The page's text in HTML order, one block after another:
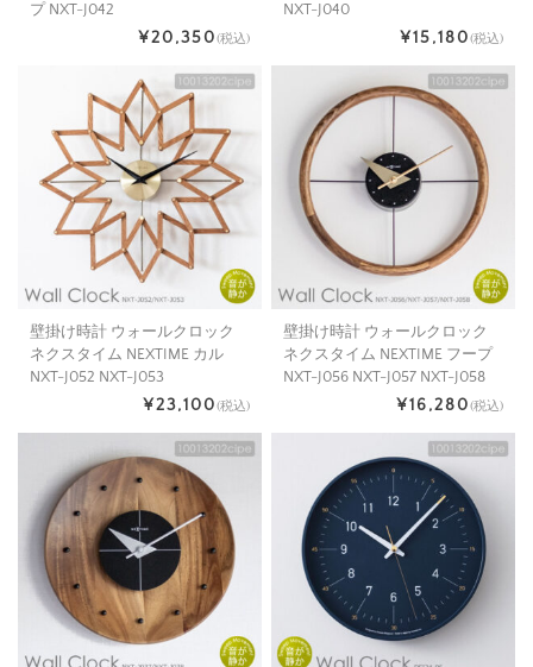
プ NXT-J042
¥20,350(税込)
NXT-J040
¥15,180(税込)
壁掛け時計 ウォールクロック
ネクスタイム NEXTIME カル
NXT-J052 NXT-J053
¥23,100(税込)
壁掛け時計 ウォールクロック
ネクスタイム NEXTIME フープ
NXT-J056 NXT-J057 NXT-J058
¥16,280(税込)